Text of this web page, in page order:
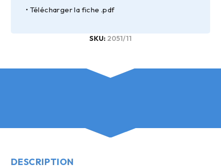
Télécharger la fiche .pdf
SKU: 2051/11
DESCRIPTION